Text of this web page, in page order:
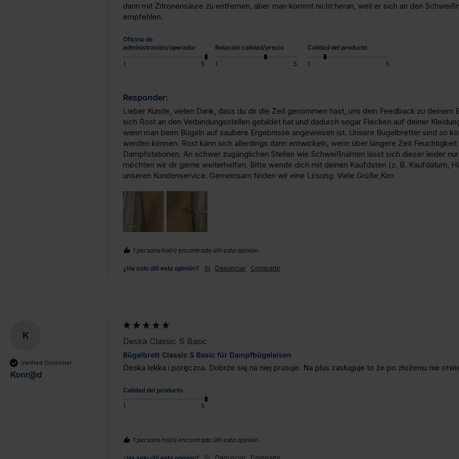
dann mit Zitronensäure zu entfernen, aber man kommt nicht heran, weil er sich an den
empfehlen.
Oficina de
administración/operador
1 5
Relación calidad/precio
1 5
Calidad del producto
1 5
Responder:
Lieber Kunde, vielen Dank, dass du dir die Zeit genommen hast, uns dein Feedback zu
sich Rost an den Verbindungsstellen gebildet hat und dadurch sogar Flecken auf deiner
wenn man beim Bügeln auf saubere Ergebnisse angewiesen ist. Unsere Bügelbretter sind so
werden können. Rost kann sich allerdings dann entwickeln, wenn über längere Zeit
Dampfstationen. An schwer zugänglichen Stellen wie Schweißnähten lässt sich dieser leider
möchten wir dir gerne weiterhelfen. Bitte wende dich mit deinen Kaufdaten (z. B. Kaufdatum,
unseren Kundenservice. Gemeinsam finden wir eine Lösung. Viele Grüße,Kim
1 persona ha(n) encontrado útil esta opinión.
¿Ha sido útil esta opinión? Sí Denunciar Compartir
K
Verified Customer
Konr@d
Deska Classic S Basic
Bügelbrett Classic S Basic für Dampfbügeleisen
Deska lekka i poręczna. Dobrze się na niej prasuje. Na plus zasługuje to że po złożeniu nie
Calidad del producto
1 5
1 persona ha(n) encontrado útil esta opinión.